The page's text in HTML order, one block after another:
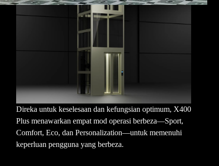
Direka untuk keselesaan dan kefungsian optimum, X400
Plus menawarkan empat mod operasi berbeza—Sport,
Comfort, Eco, dan Personalization—untuk memenuhi
keperluan pengguna yang berbeza.